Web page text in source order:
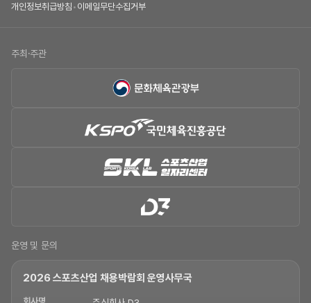
개인정보취급방침 • 이메일무단수집거부
주최·주관
운영 및 문의
2026 스포츠산업 채용박람회 운영사무국